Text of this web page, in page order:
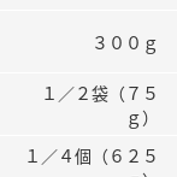
３００ｇ
１／２袋（７５
ｇ）
１／４個（６２５